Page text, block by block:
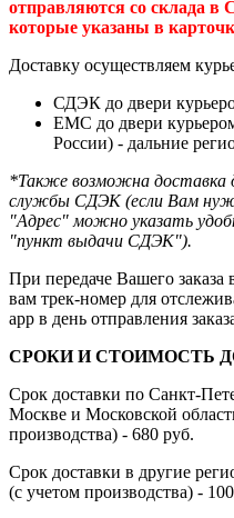
отправляются со склада в
которые указаны в
Доставку осуществляем
СДЭК до двери
ЕМС до двери
России) - дальние
*Также возможна доставка
службы СДЭК (если Вам
"Адрес" можно указать
"пункт выдачи СДЭК").
При передаче Вашего
вам трек-номер для
app в день отправления
СРОКИ И СТОИМОСТЬ
Срок доставки по Санкт-
Москве и Московской
производства) - 680 руб.
Срок доставки в другие
(с учетом производства) -